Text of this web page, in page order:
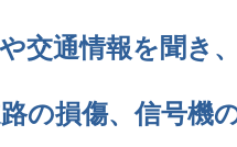
交通情報を聞き
の損傷、信号機